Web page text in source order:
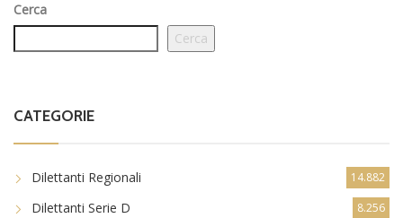
Cerca
Cerca
CATEGORIE
Dilettanti Regionali 14.882
Dilettanti Serie D 8.256